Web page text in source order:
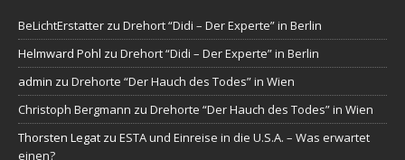
BeLichtErstatter zu Drehort “Didi – Der Experte” in Berlin
Helmward Pohl zu Drehort “Didi – Der Experte” in Berlin
admin zu Drehorte “Der Hauch des Todes” in Wien
Christoph Bergmann zu Drehorte “Der Hauch des Todes” in Wien
Thorsten Legat zu ESTA und Einreise in die U.S.A. – Was erwartet
einen?